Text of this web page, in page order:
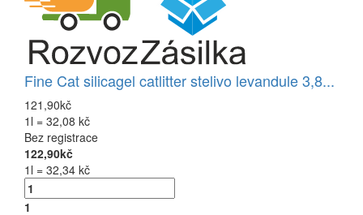
Fine Cat silicagel catlitter stelivo levandule 3,8...
121,90kč
1l = 32,08 kč
Bez registrace
122,90kč
1l = 32,34 kč
1